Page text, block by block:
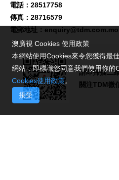
電話：28517758
傳真：28716579
電郵地址： enquiry@tdm.com.mo
請即掃描二
關注TDM微
澳廣視 Cookies 使用政策
本網站使用Cookies來令您獲得最
網站，即標識您同意我們使用你的
Cookies使用政策。
接受